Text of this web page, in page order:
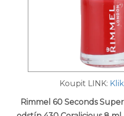
Koupit LINK:
Rimmel 60 Seconds